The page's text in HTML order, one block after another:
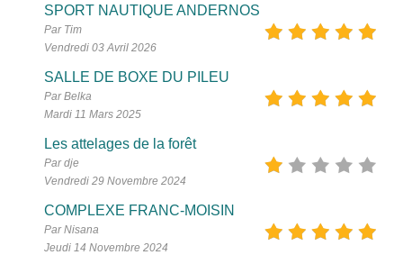
SPORT NAUTIQUE ANDERNOS
Par Tim
Vendredi 03 Avril 2026
SALLE DE BOXE DU PILEU
Par Belka
Mardi 11 Mars 2025
Les attelages de la forêt
Par dje
Vendredi 29 Novembre 2024
COMPLEXE FRANC-MOISIN
Par Nisana
Jeudi 14 Novembre 2024